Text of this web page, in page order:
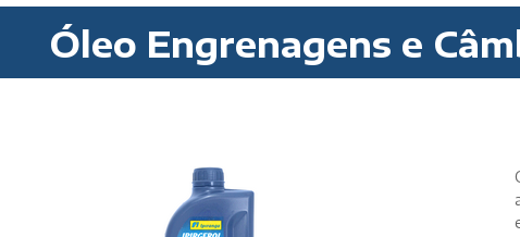
Óleo Engrenagens e